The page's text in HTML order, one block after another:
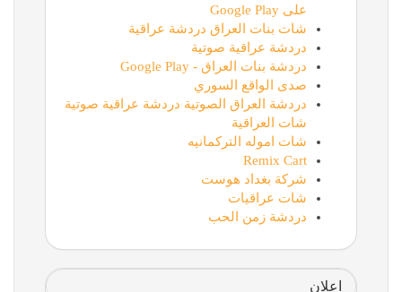
على Google Play
شات بنات العراق دردشة عراقية
دردشة عراقية صوتية
دردشة بنات العراق - Google Play
صدى الواقع السوري
دردشة العراق الصوتية دردشة عراقية صوتية
شات العراقية
شات اموله التركمانيه
Remix Cart
شركة بغداد هوست
شات عراقيات
دردشة زمن الحب
اعلان